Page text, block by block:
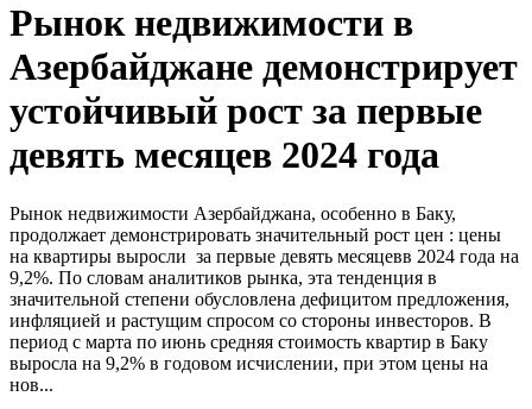
Рынок недвижимости в
Азербайджане демонстрирует
устойчивый рост за первые
девять месяцев 2024 года
Рынок недвижимости Азербайджана, особенно в Баку,
продолжает демонстрировать значительный рост цен : цены
на квартиры выросли за первые девять месяцевв 2024 года на
9,2%. По словам аналитиков рынка, эта тенденция в
значительной степени обусловлена ​​дефицитом предложения,
инфляцией и растущим спросом со стороны инвесторов. В
период с марта по июнь средняя стоимость квартир в Баку
выросла на 9,2% в годовом исчислении, при этом цены на
нов...